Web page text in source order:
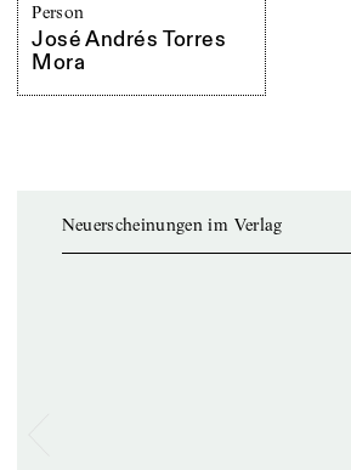
Person
José Andrés Torres
Mora
Neuerscheinungen im Verlag